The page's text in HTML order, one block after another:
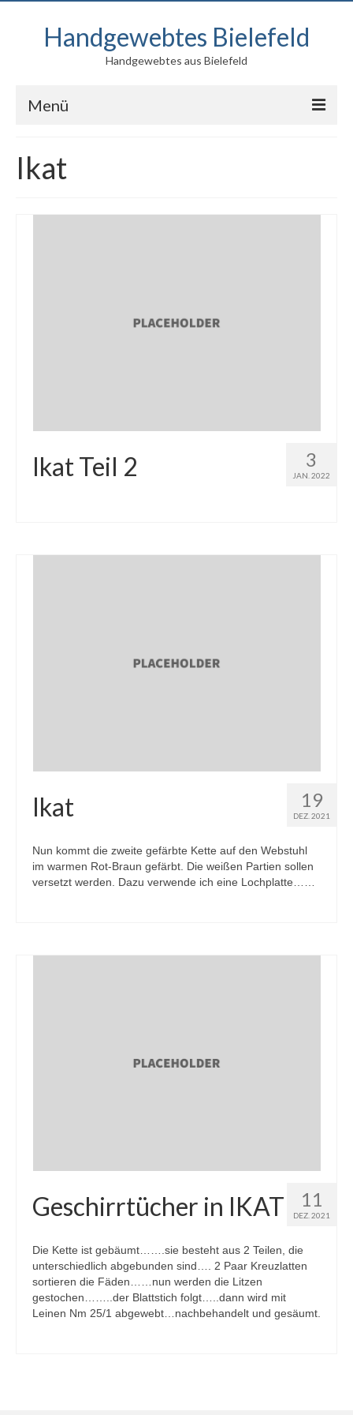
Handgewebtes Bielefeld
Handgewebtes aus Bielefeld
Menü
Produkte
Kontakt
Ikat
3
JAN. 2022
Ikat Teil 2
19
DEZ. 2021
Ikat
Nun kommt die zweite gefärbte Kette auf den Webstuhl
im warmen Rot-Braun gefärbt. Die weißen Partien sollen
versetzt werden. Dazu verwende ich eine Lochplatte……
11
DEZ. 2021
Geschirrtücher in IKAT
Die Kette ist gebäumt…….sie besteht aus 2 Teilen, die
unterschiedlich abgebunden sind…. 2 Paar Kreuzlatten
sortieren die Fäden……nun werden die Litzen
gestochen……..der Blattstich folgt…..dann wird mit
Leinen Nm 25/1 abgewebt…nachbehandelt und gesäumt.